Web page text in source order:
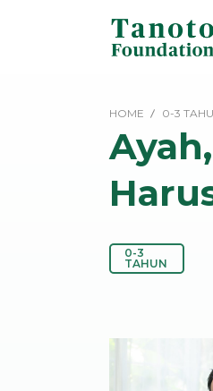
|
Foundation
HOME 0-3
0-3
TAHUN